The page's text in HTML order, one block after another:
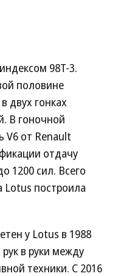
98T-3.
половине
двух гонках
В гоночной
V6 от Renault
отдачу
1200 сил. Всего
Lotus построила
у Lotus в 1988
в руки между
техники. С 2016